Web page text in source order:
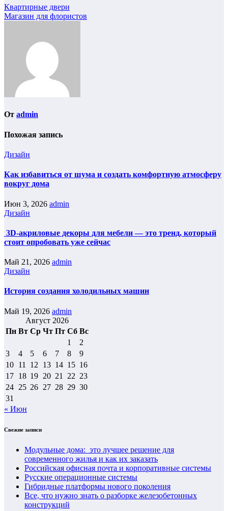
Квартирные двери
Магазин для флористов
От admin
Похожая запись
Дизайн
Как избавиться от шума и создать комфортную атмосферу
вокруг дома
Июн 3, 2026 admin
Дизайн
3D-акриловые декоры для мебели — это тренд, который
стоит опробовать уже сейчас
Май 21, 2026 admin
Дизайн
История создания холодильных машин
Май 19, 2026 admin
Август 2026
Пн Вт Ср Чт Пт Сб Вс
1
2
3
4 5 6 7 8
9
10 11 12 13 14 15 16
17 18 19 20 21 22 23
24 25 26 27 28 29 30
31
« Июн
Свежие записи
Модульные дома: это лучшее решение для
современного жилья и как их заказать
Российская офисная почта и корпоративные системы
Русские операционные системы
Гибридные платформы нового поколения
Все, что нужно знать о разборке железобетонных
конструкций